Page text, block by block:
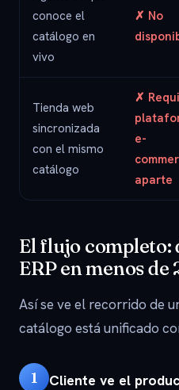
conoce el
catálogo en
vivo
✗ No
Tienda web
sincronizada
con el mismo
catálogo
✗
e-
aparte
El flujo completo:
ERP en menos
Así se ve el recorrido de
catálogo está unificado
1
Cliente ve el